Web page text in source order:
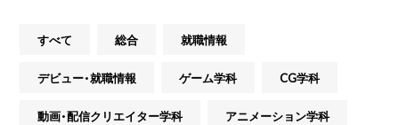
すべて 総合 就職情報
デビュー・就職情報 ゲーム学科 CG学科
動画・配信クリエイター学科 アニメーション学科